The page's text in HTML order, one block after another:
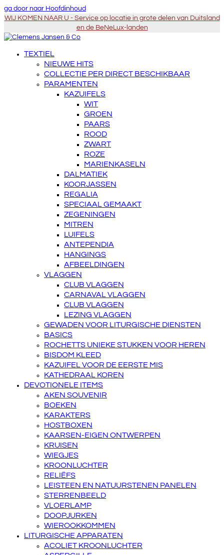
ga door naar Hoofdinhoud
WIJ KOMEN NAAR U - Service op locatie in grote delen van Duitsland
en de BeNeLux-landen
TEXTIEL
NIEUWE HITS
COLLECTIE PER DIRECT BESCHIKBAAR
PARAMENTEN
KAZUIFELS
WIT
GROEN
PAARS
ROOD
ZWART
ROZE
MARIENKASELN
DALMATIEK
KOORJASSEN
REGALIA
SPECIAAL GEMAAKT
ZEGENINGEN
MITREN
LUIFELS
ANTEPENDIA
HANGINGS
AFBEELDINGEN
VLAGGEN
CLUB VLAGGEN
CARNAVAL VLAGGEN
CLUB VLAGGEN
LEZING VLAGGEN
GEWADEN VOOR LITURGISCHE DIENSTEN
BASICS
ROCHETTS UNIEKE STUKKEN VOOR HEREN
BISDOM KLEED
KAZUIFEL VOOR DE EERSTE MIS
KATHEDRAAL KOREN
DEVOTIONELE ITEMS
AKEN SOUVENIR
BOEKEN
KARAKTERS
HOSTBOXEN
KAARSEN-EIGEN ONTWERPEN
KRUISEN
WIEGJES
KROONLUCHTER
RELIËFS
LEISTEEN EN NATUURSTENEN PANELEN
STERRENBEELD
VLOERLAMP
DOOPJURKEN
WIEROOKKOMMEN
LITURGISCHE APPARATEN
ACOLIET KROONLUCHTER